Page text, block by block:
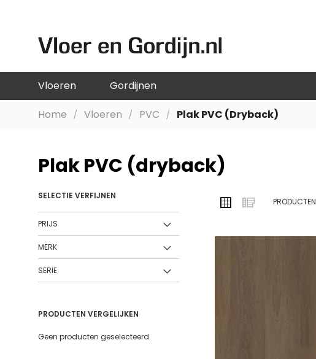
DE
INHOUD
Vloeren Gordijnen
Home Vloeren PVC Plak PVC (dryback)
Plak PVC (dryback)
TONEN
ALS
Foto-
LijstPRODUCTEN
SELECTIE VERFIJNEN
PRIJS
MERK
SERIE
PRODUCTEN VERGELIJKEN
Geen producten geselecteerd.